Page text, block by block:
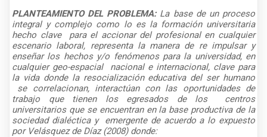
PLANTEAMIENTO DEL PROBLEMA: La base de un proceso
integral y complejo como lo es la formación universitaria
hecho clave
para el accionar del profesional en cualquier
escenario laboral, representa la manera de re impulsar y
enseñar los hechos y/o fenómenos para la universidad, en
cualquier geo-espacial
nacional e internacional, clave para
la vida donde la resocialización educativa del ser humano
se correlacionan, interactúan con las oportunidades de
trabajo que tienen los egresados de los
centros
universitarios que se encuentran en la base productiva de la
sociedad dialéctica y emergente de acuerdo a lo expuesto
por Velásquez de Díaz (2008) donde: